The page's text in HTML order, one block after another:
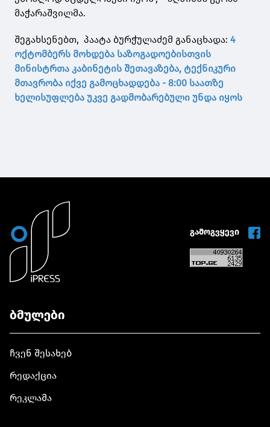
მაჭარაშვილმა.
შეგახსენებთ, პაატა ბურჭულაძემ განაცხადა: 4
ოქტომბერს მოხდება საზოგადოებისთვის
მინისტრთა კაბინეტის შეთავაზება, ტექნიკური
მთავრობა იქვე გამოცხადდება - 8:00 საათზე
ხელისუფლება უკვე გადმობარებული უნდა იყოს
გამოგვყევი
ბმულები
ჩვენ შესახებ
რედაქცია
რეკლამა